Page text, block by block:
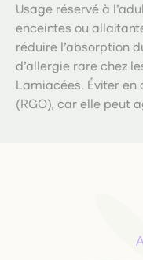
Usage réservé à
enceintes ou
réduire l’absorption
d’allergie rare chez
Lamiacées. Éviter
(RGO), car elle peut